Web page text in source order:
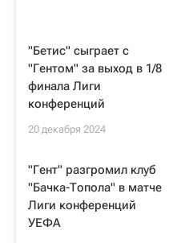
"Бетис" сыграет с
"Гентом" за выход в 1/8
финала Лиги
конференций
20 декабря 2024
"Гент" разгромил клуб
"Бачка-Топола" в матче
Лиги конференций
УЕФА